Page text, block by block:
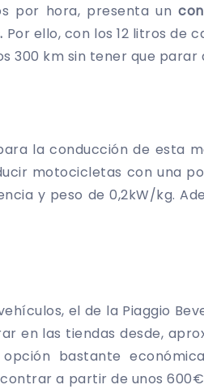
por hora, presenta un
Por ello, con los 12 litros de
300 km sin tener que parar
la conducción de esta
motocicletas con una
y peso de 0,2kW/kg.
el de la Piaggio
en las tiendas desde,
bastante
a partir de unos